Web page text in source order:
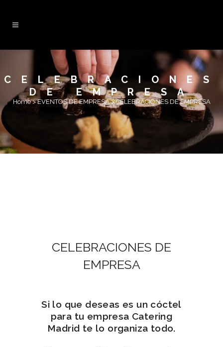
CELEBRACIONES
DE EMPRESA
Home>EVENTOS DE EMPRESA>CELEBRACIONES DE EMPRESA
CELEBRACIONES DE
EMPRESA
Si lo que deseas es un cóctel
para tu empresa Catering
Madrid te lo organiza todo.